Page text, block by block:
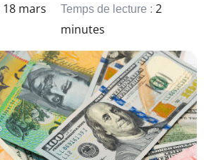
18 mars
Temps de lecture : 2
minutes